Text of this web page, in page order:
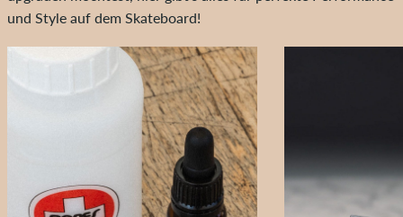
und Style auf dem Skateboard!